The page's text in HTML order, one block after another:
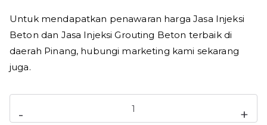
Untuk mendapatkan penawaran harga Jasa Injeksi
Beton dan Jasa Injeksi Grouting Beton terbaik di
daerah Pinang, hubungi marketing kami sekarang
juga.
-
Jasa
+